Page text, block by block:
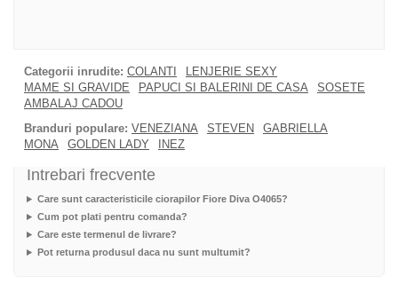
Categorii inrudite: COLANTI
LENJERIE SEXY
MAME SI GRAVIDE
PAPUCI SI BALERINI DE CASA
SOSETE
AMBALAJ CADOU
Branduri populare: VENEZIANA STEVEN
GABRIELLA
MONA
GOLDEN LADY INEZ
Intrebari frecvente
Care sunt caracteristicile ciorapilor Fiore Diva O4065?
Cum pot plati pentru comanda?
Care este termenul de livrare?
Pot returna produsul daca nu sunt multumit?